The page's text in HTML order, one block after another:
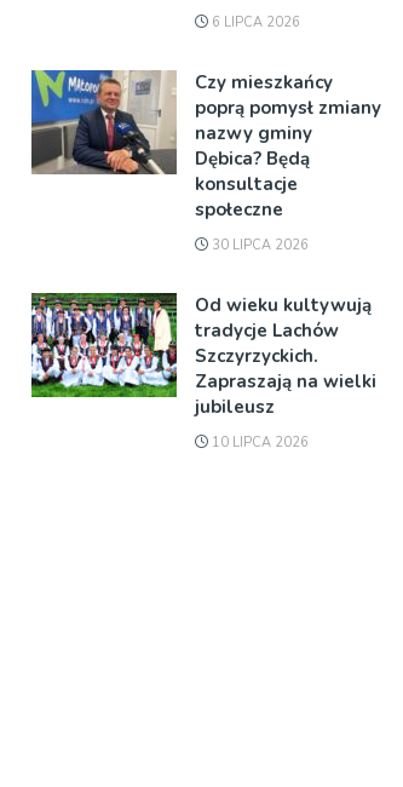
6 LIPCA 2026
Czy mieszkańcy
poprą pomysł zmiany
nazwy gminy
Dębica? Będą
konsultacje
społeczne
30 LIPCA 2026
Od wieku kultywują
tradycje Lachów
Szczyrzyckich.
Zapraszają na wielki
jubileusz
10 LIPCA 2026